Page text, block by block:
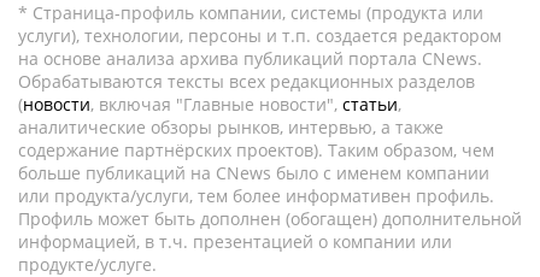
* Страница-профиль компании, системы (продукта или
услуги), технологии, персоны и т.п. создается редактором
на основе анализа архива публикаций портала CNews.
Обрабатываются тексты всех редакционных разделов
(новости, включая "Главные новости", статьи,
аналитические обзоры рынков, интервью, а также
содержание партнёрских проектов). Таким образом, чем
больше публикаций на CNews было с именем компании
или продукта/услуги, тем более информативен профиль.
Профиль может быть дополнен (обогащен) дополнительной
информацией, в т.ч. презентацией о компании или
продукте/услуге.